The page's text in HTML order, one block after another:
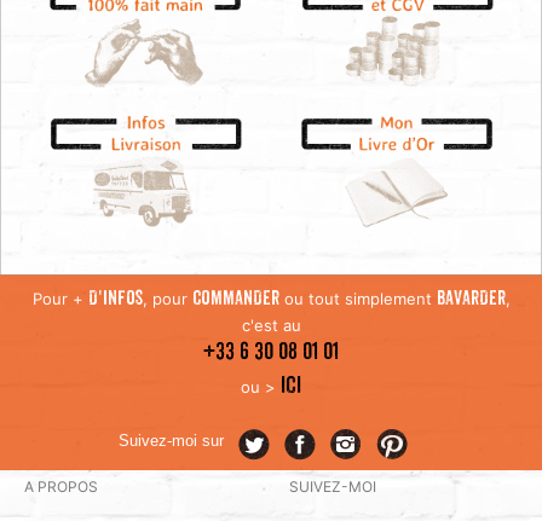
Pour + D'INFOS, pour COMMANDERou tout simplement BAVARDER,
c'est au
+33 6 30 08 01 01
ou > ICI
Suivez-moi sur
A PROPOS SUIVEZ-MOI